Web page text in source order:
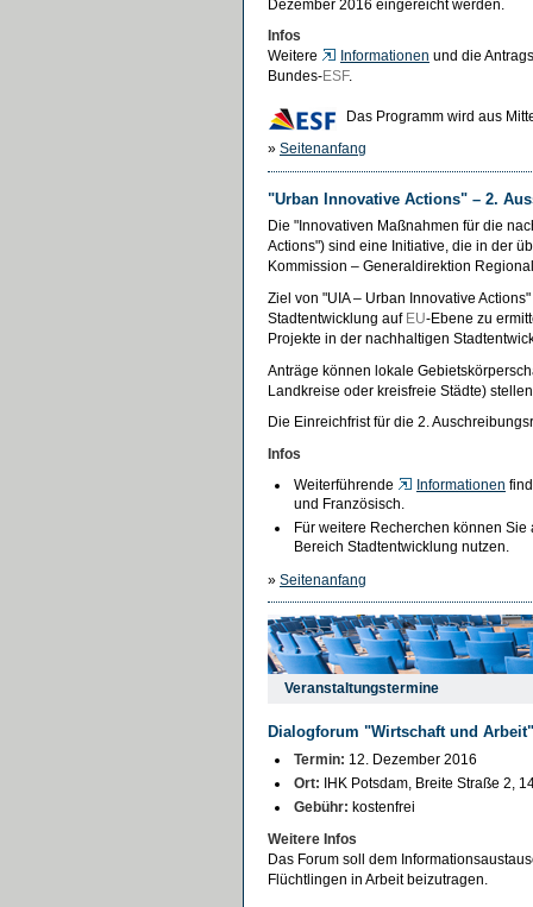
Dezember 2016 eingereicht werden.
Infos
Weitere
Informationen und die
Bundes-ESF.
Das Programm wird aus
» Seitenanfang
"Urban Innovative Actions" – 2.
Die "Innovativen Maßnahmen für die
Actions") sind eine Initiative, die in der
Kommission – Generaldirektion
Ziel von "UIA – Urban Innovative
Stadtentwicklung auf EU-Ebene zu
Projekte in der nachhaltigen
Anträge können lokale
Landkreise oder kreisfreie Städte)
Die Einreichfrist für die 2.
Infos
Weiterführende
Informationen
und Französisch.
Für weitere Recherchen können
Bereich Stadtentwicklung nutzen.
» Seitenanfang
Veranstaltungstermine
Dialogforum "Wirtschaft und Arbeit"
Termin: 12. Dezember 2016
Ort: IHK Potsdam, Breite Straße 2,
Gebühr: kostenfrei
Weitere Infos
Das Forum soll dem
Flüchtlingen in Arbeit beizutragen.